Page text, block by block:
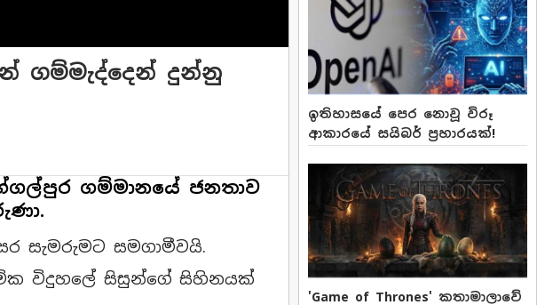
ගම්මැද්දෙන් දුන්නු
ගම්මානයේ ජනතාව
සැමරුමට සමගාමීවයි.
විදුහලේ සිසුන්ගේ සිහිනයක්
ඉතිහාසයේ පෙර නොවූ විරූ
ආකාරයේ සයිබර් ප්‍රහාරයක්!
'Game of Thrones' කතාමාලාවේ